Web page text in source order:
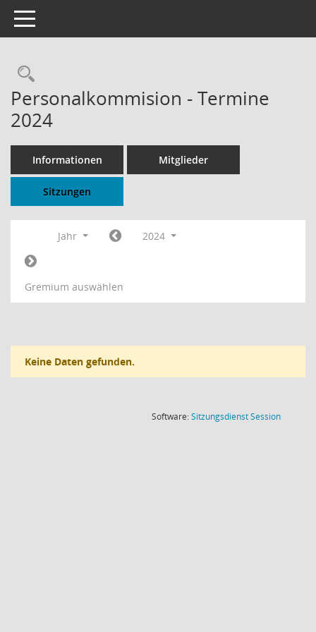
Toggle navigation
Rechercheauswahl
Personalkommision - Termine
2024
Informationen Mitglieder
Sitzungen
Jahr 2024
Gremium auswählen
Keine Daten gefunden.
Software:SitzungsdienstSession(Wird in